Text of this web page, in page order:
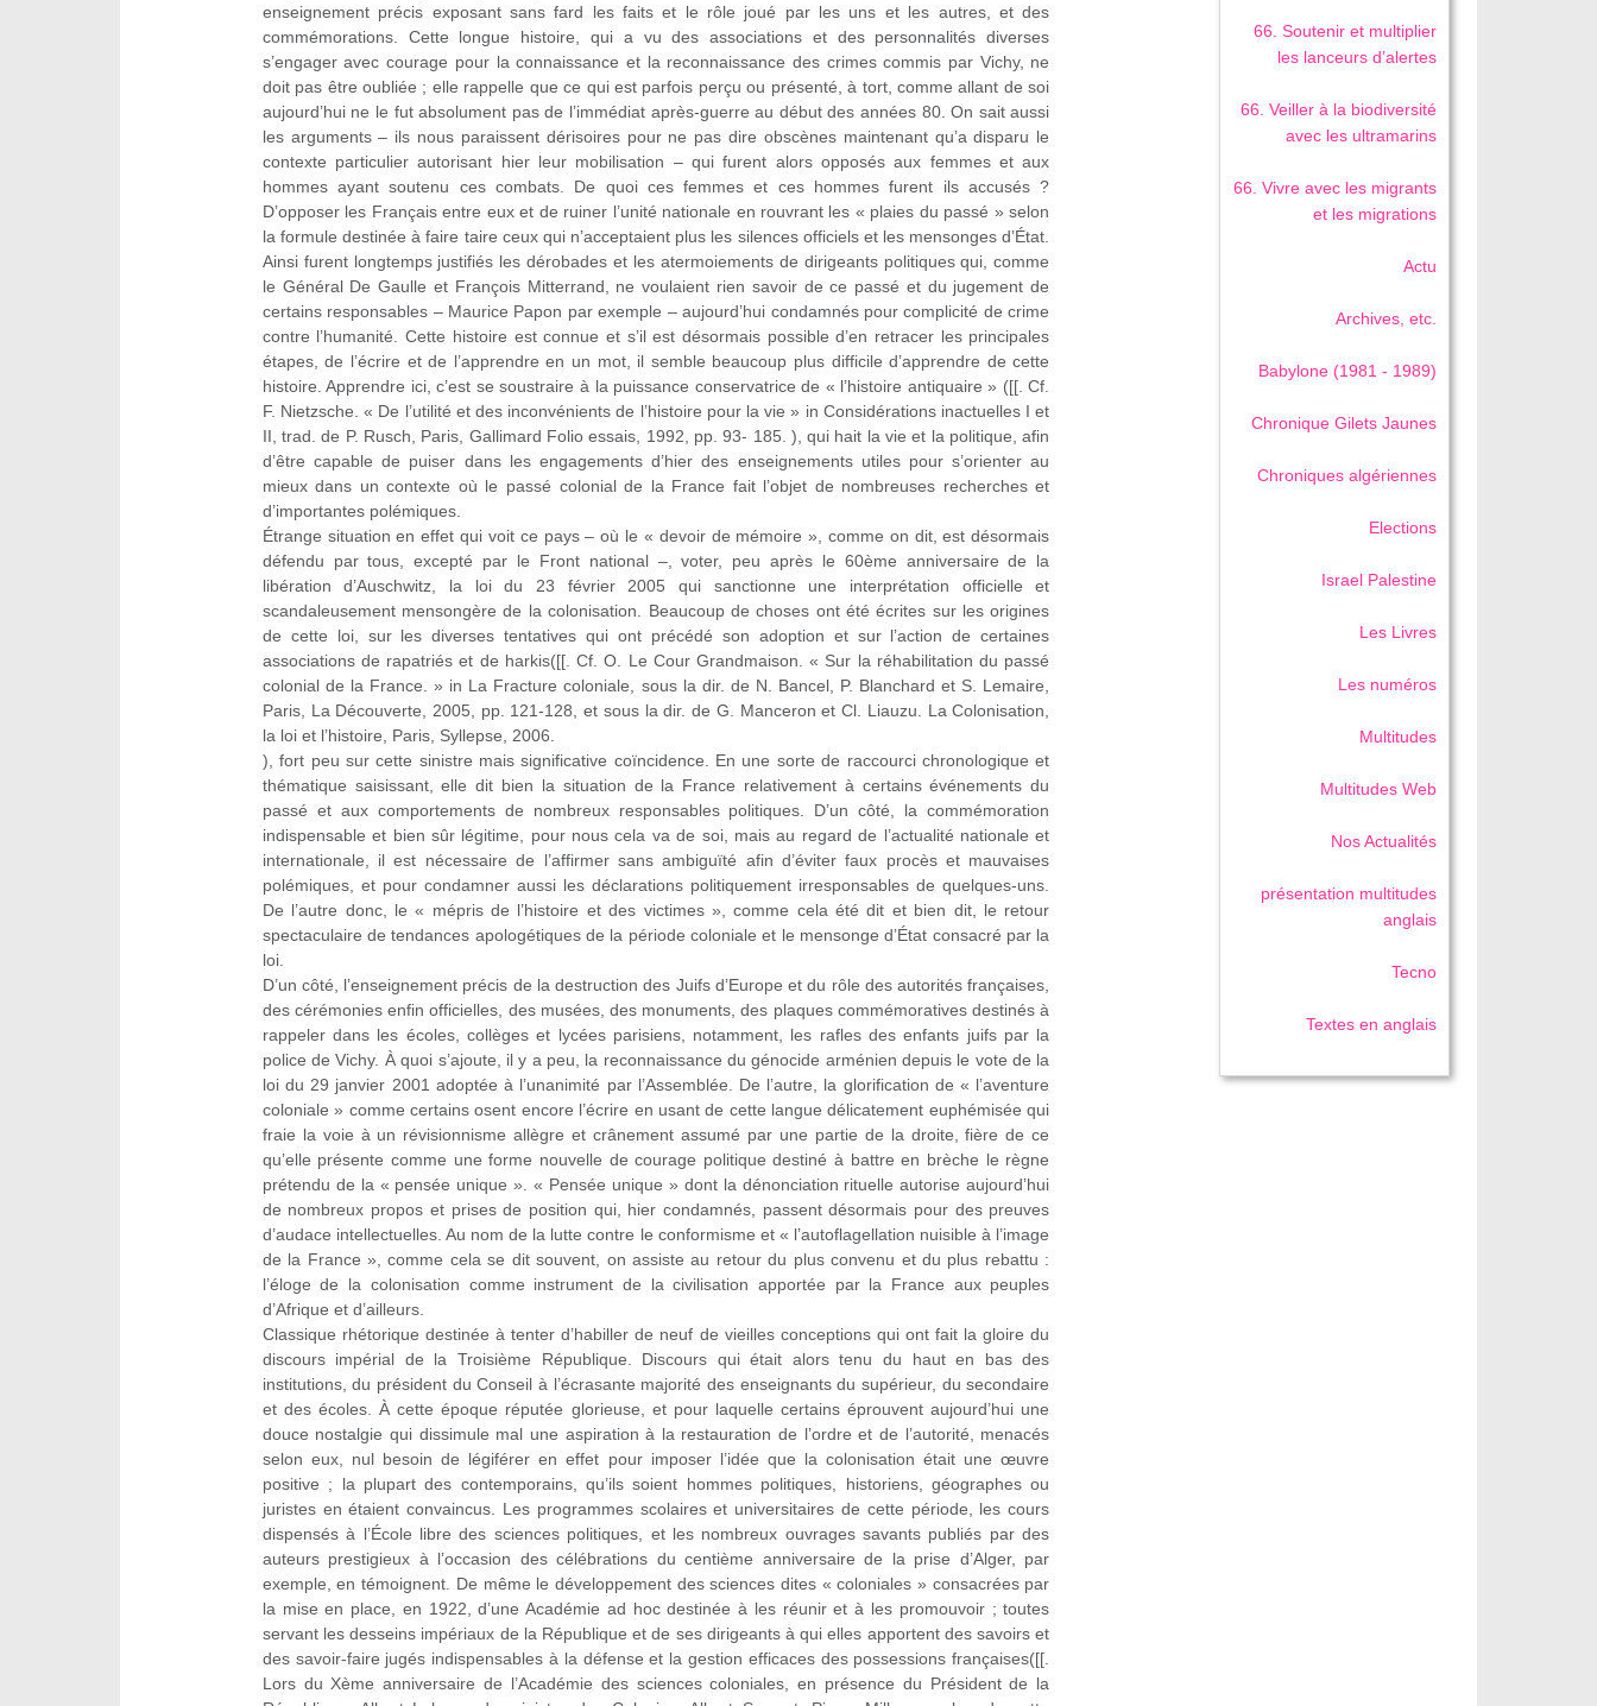
enseignement précis exposant sans fard les faits et le rôle joué par les uns et les autres, et des
commémorations. Cette longue histoire, qui a vu des associations et des personnalités diverses
s’engager avec courage pour la connaissance et la reconnaissance des crimes commis par Vichy, ne
doit pas être oubliée ; elle rappelle que ce qui est parfois perçu ou présenté, à tort, comme allant de soi
aujourd’hui ne le fut absolument pas de l’immédiat après-guerre au début des années 80. On sait aussi
les arguments – ils nous paraissent dérisoires pour ne pas dire obscènes maintenant qu’a disparu le
contexte particulier autorisant hier leur mobilisation – qui furent alors opposés aux femmes et aux
hommes ayant soutenu ces combats. De quoi ces femmes et ces hommes furent ils accusés ?
D’opposer les Français entre eux et de ruiner l’unité nationale en rouvrant les « plaies du passé » selon
la formule destinée à faire taire ceux qui n’acceptaient plus les silences officiels et les mensonges d’État.
Ainsi furent longtemps justifiés les dérobades et les atermoiements de dirigeants politiques qui, comme
le Général De Gaulle et François Mitterrand, ne voulaient rien savoir de ce passé et du jugement de
certains responsables – Maurice Papon par exemple – aujourd’hui condamnés pour complicité de crime
contre l’humanité. Cette histoire est connue et s’il est désormais possible d’en retracer les principales
étapes, de l’écrire et de l’apprendre en un mot, il semble beaucoup plus difficile d’apprendre de cette
histoire. Apprendre ici, c’est se soustraire à la puissance conservatrice de « l’histoire antiquaire » ([[. Cf.
F. Nietzsche. « De l’utilité et des inconvénients de l’histoire pour la vie » in Considérations inactuelles I et
II, trad. de P. Rusch, Paris, Gallimard Folio essais, 1992, pp. 93- 185. ), qui hait la vie et la politique, afin
d’être capable de puiser dans les engagements d’hier des enseignements utiles pour s’orienter au
mieux dans un contexte où le passé colonial de la France fait l’objet de nombreuses recherches et
d’importantes polémiques.
Étrange situation en effet qui voit ce pays – où le « devoir de mémoire », comme on dit, est désormais
défendu par tous, excepté par le Front national –, voter, peu après le 60ème anniversaire de la
libération d’Auschwitz, la loi du 23 février 2005 qui sanctionne une interprétation officielle et
scandaleusement mensongère de la colonisation. Beaucoup de choses ont été écrites sur les origines
de cette loi, sur les diverses tentatives qui ont précédé son adoption et sur l’action de certaines
associations de rapatriés et de harkis([[. Cf. O. Le Cour Grandmaison. « Sur la réhabilitation du passé
colonial de la France. » in La Fracture coloniale, sous la dir. de N. Bancel, P. Blanchard et S. Lemaire,
Paris, La Découverte, 2005, pp. 121-128, et sous la dir. de G. Manceron et Cl. Liauzu. La Colonisation,
la loi et l’histoire, Paris, Syllepse, 2006.
), fort peu sur cette sinistre mais significative coïncidence. En une sorte de raccourci chronologique et
thématique saisissant, elle dit bien la situation de la France relativement à certains événements du
passé et aux comportements de nombreux responsables politiques. D’un côté, la commémoration
indispensable et bien sûr légitime, pour nous cela va de soi, mais au regard de l’actualité nationale et
internationale, il est nécessaire de l’affirmer sans ambiguïté afin d’éviter faux procès et mauvaises
polémiques, et pour condamner aussi les déclarations politiquement irresponsables de quelques-uns.
De l’autre donc, le « mépris de l’histoire et des victimes », comme cela été dit et bien dit, le retour
spectaculaire de tendances apologétiques de la période coloniale et le mensonge d’État consacré par la
loi.
D’un côté, l’enseignement précis de la destruction des Juifs d’Europe et du rôle des autorités françaises,
des cérémonies enfin officielles, des musées, des monuments, des plaques commémoratives destinés à
rappeler dans les écoles, collèges et lycées parisiens, notamment, les rafles des enfants juifs par la
police de Vichy. À quoi s’ajoute, il y a peu, la reconnaissance du génocide arménien depuis le vote de la
loi du 29 janvier 2001 adoptée à l’unanimité par l’Assemblée. De l’autre, la glorification de « l’aventure
coloniale » comme certains osent encore l’écrire en usant de cette langue délicatement euphémisée qui
fraie la voie à un révisionnisme allègre et crânement assumé par une partie de la droite, fière de ce
qu’elle présente comme une forme nouvelle de courage politique destiné à battre en brèche le règne
prétendu de la « pensée unique ». « Pensée unique » dont la dénonciation rituelle autorise aujourd’hui
de nombreux propos et prises de position qui, hier condamnés, passent désormais pour des preuves
d’audace intellectuelles. Au nom de la lutte contre le conformisme et « l’autoflagellation nuisible à l’image
de la France », comme cela se dit souvent, on assiste au retour du plus convenu et du plus rebattu :
l’éloge de la colonisation comme instrument de la civilisation apportée par la France aux peuples
d’Afrique et d’ailleurs.
Classique rhétorique destinée à tenter d’habiller de neuf de vieilles conceptions qui ont fait la gloire du
discours impérial de la Troisième République. Discours qui était alors tenu du haut en bas des
institutions, du président du Conseil à l’écrasante majorité des enseignants du supérieur, du secondaire
et des écoles. À cette époque réputée glorieuse, et pour laquelle certains éprouvent aujourd’hui une
douce nostalgie qui dissimule mal une aspiration à la restauration de l’ordre et de l’autorité, menacés
selon eux, nul besoin de légiférer en effet pour imposer l’idée que la colonisation était une œuvre
positive ; la plupart des contemporains, qu’ils soient hommes politiques, historiens, géographes ou
juristes en étaient convaincus. Les programmes scolaires et universitaires de cette période, les cours
dispensés à l’École libre des sciences politiques, et les nombreux ouvrages savants publiés par des
auteurs prestigieux à l’occasion des célébrations du centième anniversaire de la prise d’Alger, par
exemple, en témoignent. De même le développement des sciences dites « coloniales » consacrées par
la mise en place, en 1922, d’une Académie ad hoc destinée à les réunir et à les promouvoir ; toutes
servant les desseins impériaux de la République et de ses dirigeants à qui elles apportent des savoirs et
des savoir-faire jugés indispensables à la défense et la gestion efficaces des possessions françaises([[.
Lors du Xème anniversaire de l’Académie des sciences coloniales, en présence du Président de la
66. Soutenir et multiplier
les lanceurs d’alertes
66. Veiller à la biodiversité
avec les ultramarins
66. Vivre avec les migrants
et les migrations
Actu
Archives, etc.
Babylone (1981 - 1989)
Chronique Gilets Jaunes
Chroniques algériennes
Elections
Israel Palestine
Les Livres
Les numéros
Multitudes
Multitudes Web
Nos Actualités
présentation multitudes
anglais
Tecno
Textes en anglais